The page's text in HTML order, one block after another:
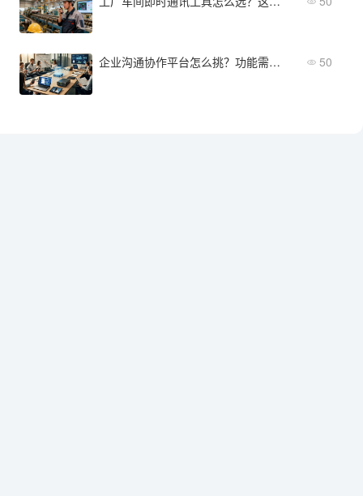
企业沟通协作平台怎么挑？功能需求与选型核心考量 50